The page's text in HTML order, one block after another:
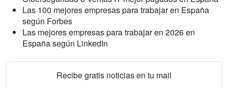
Las 100 mejores empresas para trabajar en España
según Forbes
Las mejores empresas para trabajar en 2026 en
España según LinkedIn
Recibe gratis noticias en tu mail